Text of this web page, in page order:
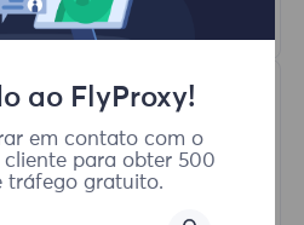
mais
ao FlyProxy!
em contato com o
para obter 500
tráfego gratuito.